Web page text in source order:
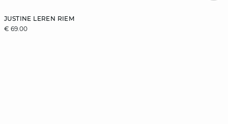
JUSTINE LEREN RIEM
€ 69.00